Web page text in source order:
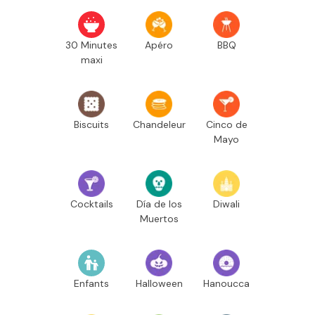
30 Minutes
maxi
Apéro BBQ
Biscuits Chandeleur
Cinco de
Mayo
Cocktails
Día de los
Muertos
Diwali
Enfants Halloween Hanoucca